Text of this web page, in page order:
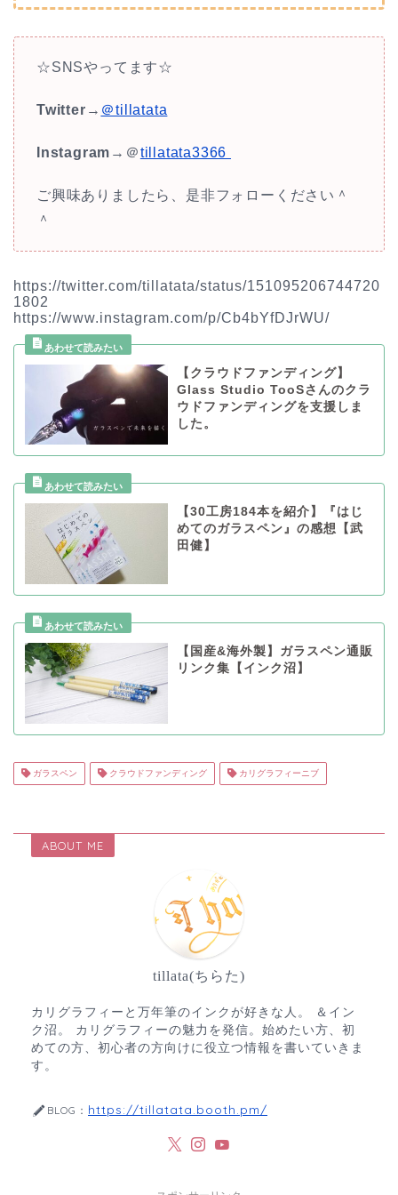
☆SNSやってます☆
Twitter → ＠tillatata
Instagram →＠tillatata3366
ご興味ありましたら、是非フォローください＾
＾
https://twitter.com/tillatata/status/151095206744720
1802
https://www.instagram.com/p/Cb4bYfDJrWU/
【クラウドファンディング】
Glass Studio TooSさんのクラ
ウドファンディングを支援しま
した。
【30工房184本を紹介】『はじ
めてのガラスペン』の感想【武
田健】
【国産&海外製】ガラスペン通販
リンク集【インク沼】
ガラスペン クラウドファンディング カリグラフィーニブ
ABOUT ME
tillata(ちらた)
カリグラフィーと万年筆のインクが好きな人。 ＆イン
ク沼。 カリグラフィーの魅力を発信。始めたい方、初
めての方、初心者の方向けに役立つ情報を書いていきま
す。
BLOG： https://tillatata.booth.pm/